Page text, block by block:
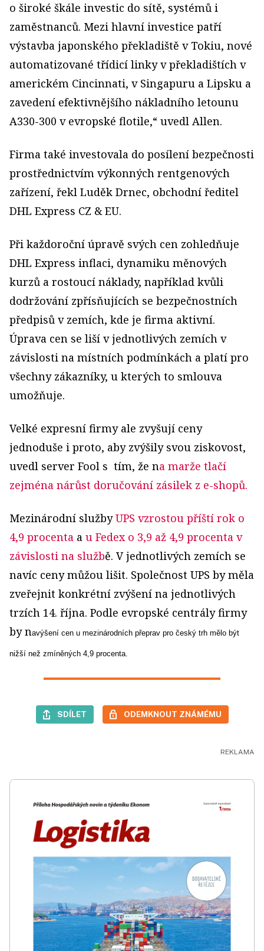
o široké škále investic do sítě, systémů i
zaměstnanců. Mezi hlavní investice patří
výstavba japonského překladiště v Tokiu, nové
automatizované třídicí linky v překladištích v
americkém Cincinnati, v Singapuru a Lipsku a
zavedení efektivnějšího nákladního letounu
A330-300 v evropské flotile,“ uvedl Allen.
Firma také investovala do posílení bezpečnosti
prostřednictvím výkonných rentgenových
zařízení, řekl Luděk Drnec, obchodní ředitel
DHL Express CZ & EU.
Při každoroční úpravě svých cen zohledňuje
DHL Express inflaci, dynamiku měnových
kurzů a rostoucí náklady, například kvůli
dodržování zpřísňujících se bezpečnostních
předpisů v zemích, kde je firma aktivní.
Úprava cen se liší v jednotlivých zemích v
závislosti na místních podmínkách a platí pro
všechny zákazníky, u kterých to smlouva
umožňuje.
Velké expresní firmy ale zvyšují ceny
jednoduše i proto, aby zvýšily svou ziskovost,
uvedl server Fool s tím, že na marže tlačí
zejména nárůst doručování zásilek z e-shopů.
Mezinárodní službyUPS vzrostou příští rok o
4,9 procenta a u Fedex o 3,9 až 4,9 procenta v
závislosti na službě. V jednotlivých zemích se
navíc ceny můžou lišit. Společnost UPS by měla
zveřejnit konkrétní zvýšení na jednotlivých
trzích 14. října. Podle evropské centrály firmy
by navýšení cen u mezinárodních přeprav pro český trh mělo být
nižší než zmíněných 4,9 procenta.
SDÍLET ODEMKNOUT ZNÁMÉMU